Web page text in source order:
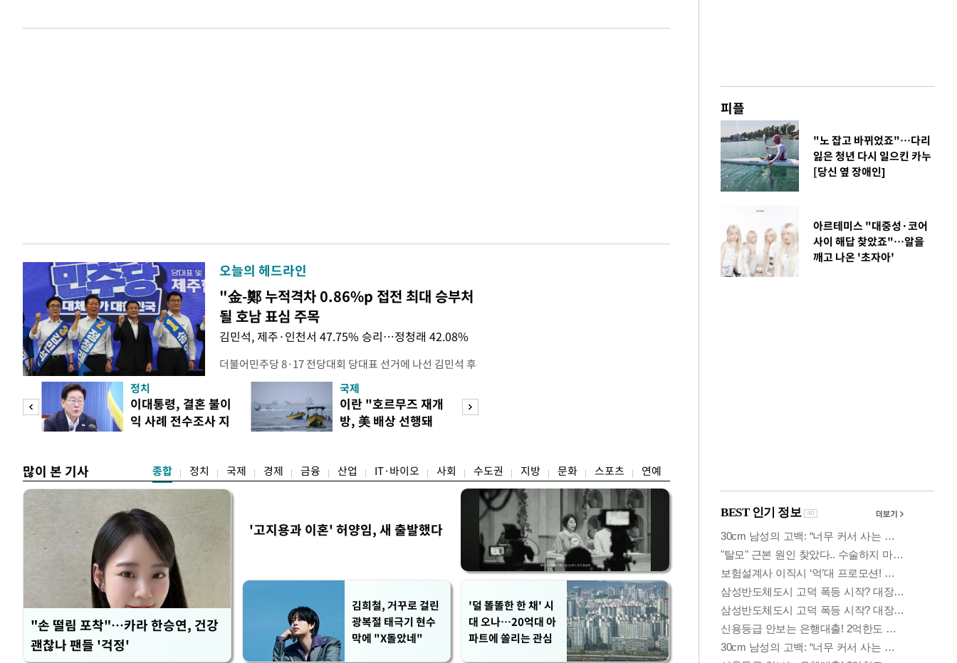
오늘의 헤드라인
"金-鄭 누적격차 0.86%p 접전 최대 승부처
될 호남 표심 주목
김민석, 제주·인천서 47.75% 승리…정청래 42.08%
더불어민주당 8·17 전당대회 당대표 선거에 나선 김민석 후
보가 8일 제주·인천 지역 순회경선에서 '누적 1위'를 탈환했
다. 앞서 정청래 후보 우세 지역으로 점쳐졌던 충청권과 부산
·울산·경남 경선에서 1승 1패를 주고 받은 김 후보는 이날
제주·인천 경선에서 이기며 '2승 1패'로 앞서가게 됐다. 다
정치
이대통령, 결혼 불이
익 사례 전수조사 지
국제
이란 "호르무즈 재개
방, 美 배상 선행돼
많이 본 기사 종합 정치 국제 경제 금융 산업 IT·바이오 사회 수도권 지방 문화 스포츠 연예
"손 떨림 포착"…카라 한승연, 건강
괜찮나 팬들 '걱정'
'고지용과 이혼' 허양임, 새 출발했다
김희철, 거꾸로 걸린
광복절 태극기 현수
막에 "X돌았네"
'덜 똘똘한 한 채' 시
대 오나…20억대 아
파트에 쏠리는 관심
피플
"노 잡고 바뀌었죠"…다리
잃은 청년 다시 일으킨 카누
[당신 옆 장애인]
아르테미스 "대중성·코어
사이 해답 찾았죠"…알을
깨고 나온 '초자아'